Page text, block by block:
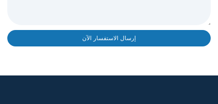
إرسال الاستفسار الآن